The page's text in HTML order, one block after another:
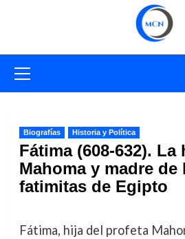
primario
Biografías Historia y Política
Fátima (608-632).
Mahoma y madre
fatimitas de Egipto
Fátima, hija del profeta